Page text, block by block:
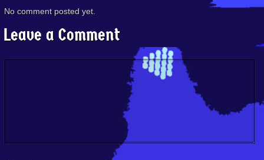
No comment posted yet.
Leave a Comment